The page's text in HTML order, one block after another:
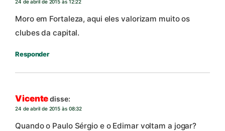
24 de abril de 2015 às 12:22
Moro em Fortaleza, aqui eles valorizam muito os
clubes da capital.
Responder
Vicentedisse:
24 de abril de 2015 às 08:32
Quando o Paulo Sérgio e o Edimar voltam a jogar?